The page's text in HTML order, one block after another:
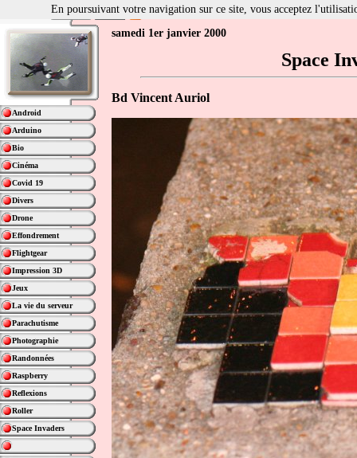
Android
Arduino
Bio
Cinéma
Covid 19
Divers
Drone
Effondrement
Flightgear
Impression 3D
Jeux
La vie du serveur
Parachutisme
Photographie
Randonnées
Raspberry
Reflexions
Roller
Space Invaders
samedi 1er janvier 2000
Space
Bd Vincent Auriol
En poursuivant votre navigation sur ce site, vous acceptez